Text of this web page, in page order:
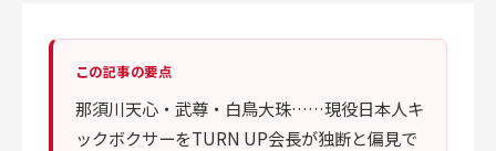
この記事の要点
那須川天心・武尊・白鳥大珠……現役日本人キ
ックボクサーをTURN UP会長が独断と偏見で